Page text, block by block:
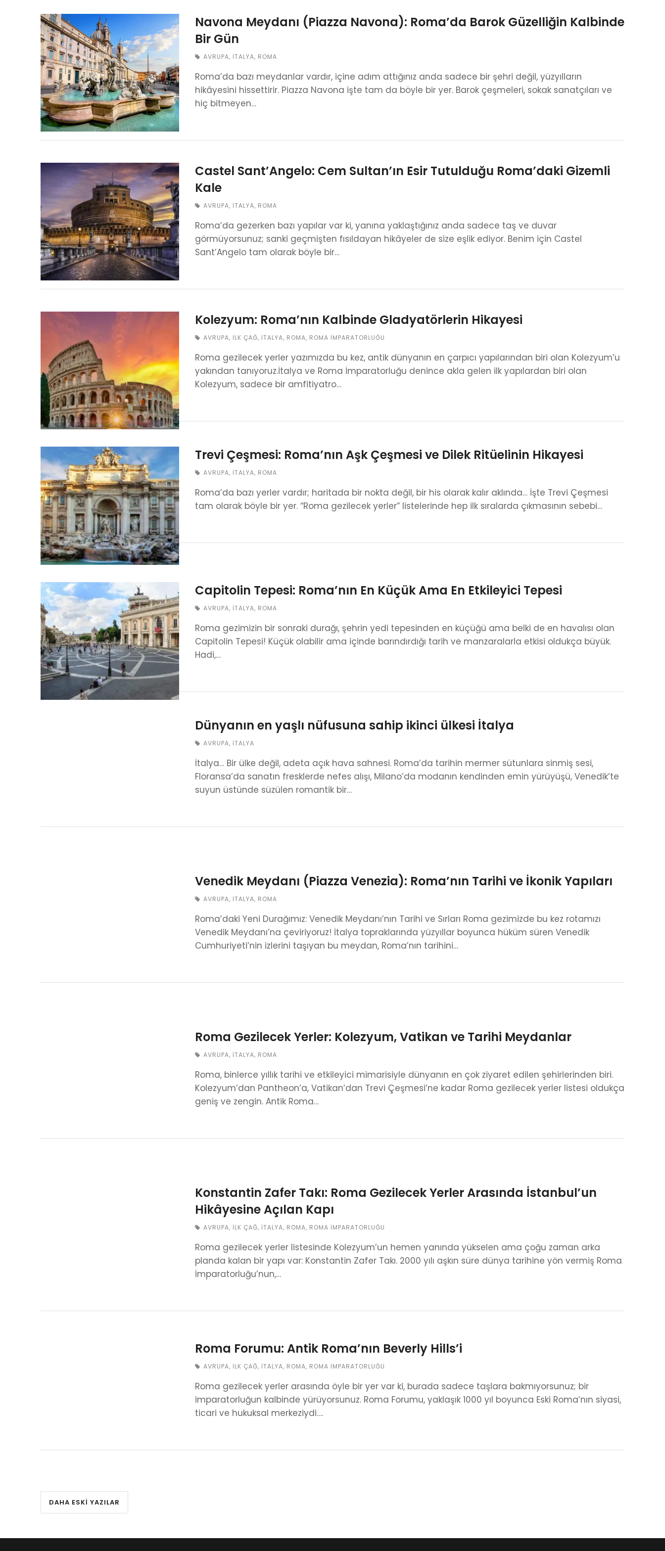
Navona Meydanı (Piazza Navona): Roma’da Barok Güzelliğin Kalbinde
Bir Gün
AVRUPA, İTALYA, ROMA
Roma’da bazı meydanlar vardır, içine adım attığınız anda sadece bir şehri değil, yüzyılların
hikâyesini hissettirir. Piazza Navona işte tam da böyle bir yer. Barok çeşmeleri, sokak sanatçıları ve
hiç bitmeyen…
Castel Sant’Angelo: Cem Sultan’ın Esir Tutulduğu Roma’daki Gizemli
Kale
AVRUPA, İTALYA, ROMA
Roma’da gezerken bazı yapılar var ki, yanına yaklaştığınız anda sadece taş ve duvar
görmüyorsunuz; sanki geçmişten fısıldayan hikâyeler de size eşlik ediyor. Benim için Castel
Sant’Angelo tam olarak böyle bir…
Kolezyum: Roma’nın Kalbinde Gladyatörlerin Hikayesi
AVRUPA, İLK ÇAĞ, İTALYA, ROMA, ROMA İMPARATORLUĞU
Roma gezilecek yerler yazımızda bu kez, antik dünyanın en çarpıcı yapılarından biri olan Kolezyum’u
yakından tanıyoruz.İtalya ve Roma İmparatorluğu denince akla gelen ilk yapılardan biri olan
Kolezyum, sadece bir amfitiyatro…
Trevi Çeşmesi: Roma’nın Aşk Çeşmesi ve Dilek Ritüelinin Hikayesi
AVRUPA, İTALYA, ROMA
Roma’da bazı yerler vardır; haritada bir nokta değil, bir his olarak kalır aklında… İşte Trevi Çeşmesi
tam olarak böyle bir yer. “Roma gezilecek yerler” listelerinde hep ilk sıralarda çıkmasının sebebi…
Capitolin Tepesi: Roma’nın En Küçük Ama En Etkileyici Tepesi
AVRUPA, İTALYA, ROMA
Roma gezimizin bir sonraki durağı, şehrin yedi tepesinden en küçüğü ama belki de en havalısı olan
Capitolin Tepesi! Küçük olabilir ama içinde barındırdığı tarih ve manzaralarla etkisi oldukça büyük.
Hadi,…
Dünyanın en yaşlı nüfusuna sahip ikinci ülkesi İtalya
AVRUPA, İTALYA
İtalya… Bir ülke değil, adeta açık hava sahnesi. Roma’da tarihin mermer sütunlara sinmiş sesi,
Floransa’da sanatın fresklerde nefes alışı, Milano’da modanın kendinden emin yürüyüşü, Venedik’te
suyun üstünde süzülen romantik bir…
Venedik Meydanı (Piazza Venezia): Roma’nın Tarihi ve İkonik Yapıları
AVRUPA, İTALYA, ROMA
Roma’daki Yeni Durağımız: Venedik Meydanı’nın Tarihi ve Sırları Roma gezimizde bu kez rotamızı
Venedik Meydanı’na çeviriyoruz! İtalya topraklarında yüzyıllar boyunca hüküm süren Venedik
Cumhuriyeti’nin izlerini taşıyan bu meydan, Roma’nın tarihini…
Roma Gezilecek Yerler: Kolezyum, Vatikan ve Tarihi Meydanlar
AVRUPA, İTALYA, ROMA
Roma, binlerce yıllık tarihi ve etkileyici mimarisiyle dünyanın en çok ziyaret edilen şehirlerinden biri.
Kolezyum’dan Pantheon’a, Vatikan’dan Trevi Çeşmesi’ne kadar Roma gezilecek yerler listesi oldukça
geniş ve zengin. Antik Roma…
Konstantin Zafer Takı: Roma Gezilecek Yerler Arasında İstanbul’un
Hikâyesine Açılan Kapı
AVRUPA, İLK ÇAĞ, İTALYA, ROMA, ROMA İMPARATORLUĞU
Roma gezilecek yerler listesinde Kolezyum’un hemen yanında yükselen ama çoğu zaman arka
planda kalan bir yapı var: Konstantin Zafer Takı. 2000 yılı aşkın süre dünya tarihine yön vermiş Roma
İmparatorluğu’nun,…
Roma Forumu: Antik Roma’nın Beverly Hills’i
AVRUPA, İLK ÇAĞ, İTALYA, ROMA, ROMA İMPARATORLUĞU
Roma gezilecek yerler arasında öyle bir yer var ki, burada sadece taşlara bakmıyorsunuz; bir
imparatorluğun kalbinde yürüyorsunuz. Roma Forumu, yaklaşık 1000 yıl boyunca Eski Roma’nın siyasi,
ticari ve hukuksal merkeziydi….
DAHA ESKI YAZILAR